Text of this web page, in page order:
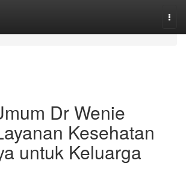
Dr Wenie
Kesehatan
untuk Keluarga